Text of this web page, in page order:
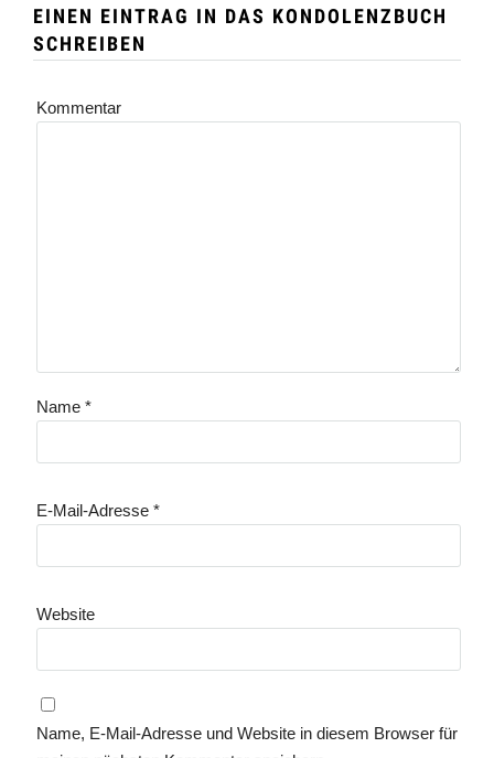
EINEN EINTRAG IN DAS KONDOLENZBUCH
SCHREIBEN
Kommentar
Name *
E-Mail-Adresse *
Website
Name, E-Mail-Adresse und Website in diesem Browser für